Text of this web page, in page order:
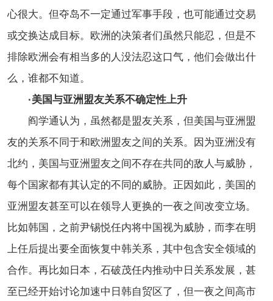
心很大。但夺岛不一定通过军事手段，也可能通过交易
或交换达成目标。欧洲的决策者们虽然只能忍，但是不
排除欧洲会有相当多的人没法忍这口气，他们会做出什
么，谁都不知道。
·美国与亚洲盟友关系不确定性上升
阎学通认为，虽然都是盟友关系，但美国与亚洲盟
友的关系不同于和欧洲盟友之间的关系。因为亚洲没有
北约，美国与亚洲盟友之间不存在共同的敌人与威胁，
每个国家都有其认定的不同的威胁。正因如此，美国的
亚洲盟友甚至可以在领导人更换的一夜之间改变立场。
比如韩国，之前尹锡悦任内将中国视为威胁，而李在明
上任后提出要全面恢复中韩关系，其中包含安全领域的
合作。再比如日本，石破茂任内推动中日关系发展，甚
至已经开始讨论加速中日韩自贸区了，但一夜之间高市